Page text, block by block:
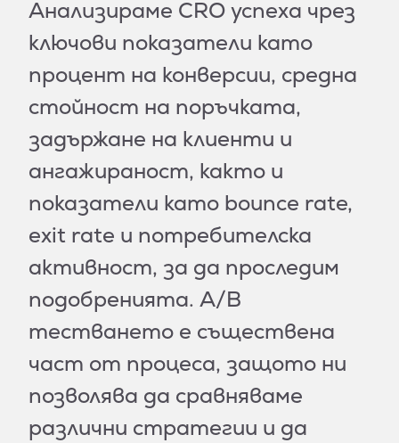
Анализираме CRO успеха чрез
ключови показатели като
процент на конверсии, средна
стойност на поръчката,
задържане на клиенти и
ангажираност, както и
показатели като bounce rate,
exit rate и потребителска
активност, за да проследим
подобренията. A/B
тестването е съществена
част от процеса, защото ни
позволява да сравняваме
различни стратегии и да